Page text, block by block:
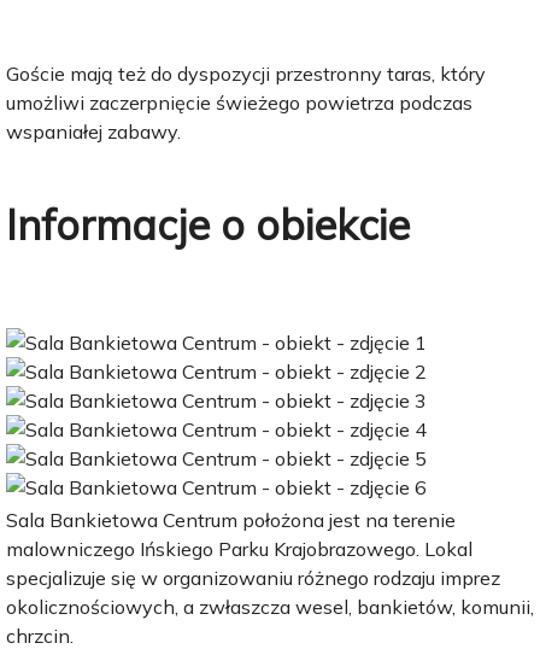
Goście mają też do dyspozycji przestronny taras, który
umożliwi zaczerpnięcie świeżego powietrza podczas
wspaniałej zabawy.
Informacje o obiekcie
Sala Bankietowa Centrum położona jest na terenie
malowniczego Ińskiego Parku Krajobrazowego. Lokal
specjalizuje się w organizowaniu różnego rodzaju imprez
okolicznościowych, a zwłaszcza wesel, bankietów, komunii,
chrzcin.